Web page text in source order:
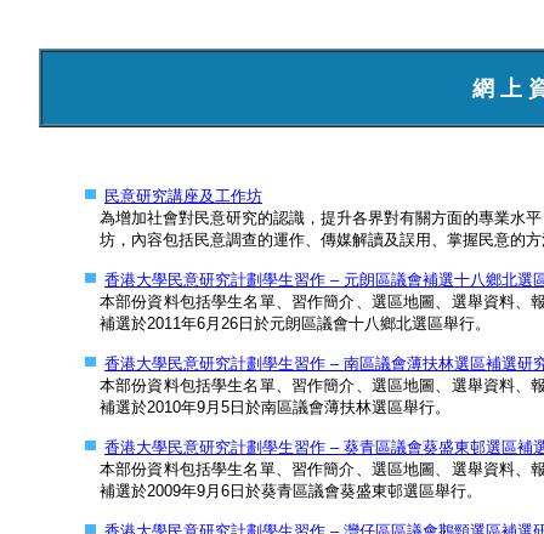
網 上
民意研究講座及工作坊
為增加社會對民意研究的認識，提升各界對有關方面的專業水
坊，內容包括民意調查的運作、傳媒解讀及誤用、掌握民意的
香港大學民意研究計劃學生習作 – 元朗區議會補選十八鄉北選
本部份資料包括學生名單、習作簡介、選區地圖、選舉資料
補選於2011年6月26日於元朗區議會十八鄉北選區舉行。
香港大學民意研究計劃學生習作 – 南區議會薄扶林選區補選研
本部份資料包括學生名單、習作簡介、選區地圖、選舉資料
補選於2010年9月5日於南區議會薄扶林選區舉行。
香港大學民意研究計劃學生習作 – 葵青區議會葵盛東邨選區補
本部份資料包括學生名單、習作簡介、選區地圖、選舉資料
補選於2009年9月6日於葵青區議會葵盛東邨選區舉行。